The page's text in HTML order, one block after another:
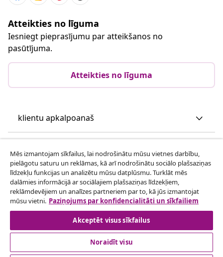
Atteikties no līguma
Iesniegt pieprasījumu par atteikšanos no
pasūtījuma.
Atteikties no līguma
klientu apkalpoanaš
vidaXL
Apskatiet vairāk
Mēs izmantojam sīkfailus, lai nodrošinātu mūsu vietnes darbību,
pielāgotu saturu un reklāmas, kā arī nodrošinātu sociālo plašsaziņas
līdzekļu funkcijas un analizētu mūsu datplūsmu. Turklāt mēs
dalāmies informācijā ar sociālajiem plašsaziņas līdzekļiem,
reklāmdevējiem un analīzes partneriem par to, kā jūs izmantojat
mūsu vietni. Paziņojums par konfidencialitāti un sīkfailiem
Akceptēt visus sīkfailus
Noraidīt visu